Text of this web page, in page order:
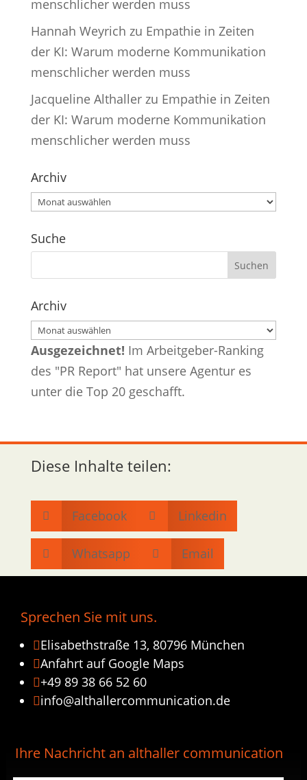
menschlicher werden muss
Hannah Weyrich zu Empathie in Zeiten
der KI: Warum moderne Kommunikation
menschlicher werden muss
Jacqueline Althallerzu Empathie in Zeiten
der KI: Warum moderne Kommunikation
menschlicher werden muss
Archiv
Archiv
Suche
Archiv
Archiv
Ausgezeichnet! Im Arbeitgeber-Ranking
des "PR Report" hat unsere Agentur es
unter die Top 20 geschafft.
Diese Inhalte teilen:
 Facebook  Linkedin
 Whatsapp  Email
Sprechen Sie mit uns.
Elisabethstraße 13, 80796 München
Anfahrt auf Google Maps
+49 89 38 66 52 60
info@althallercommunication.de
Ihre Nachricht an althaller communication